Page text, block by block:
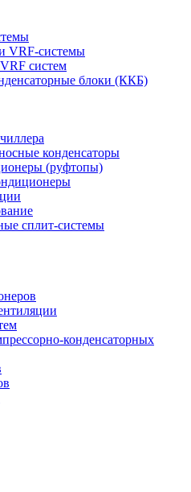
VRF-cистемы
cистем
блоки (ККБ)
конденсаторы
(руфтопы)
сплит-системы
конденсаторных